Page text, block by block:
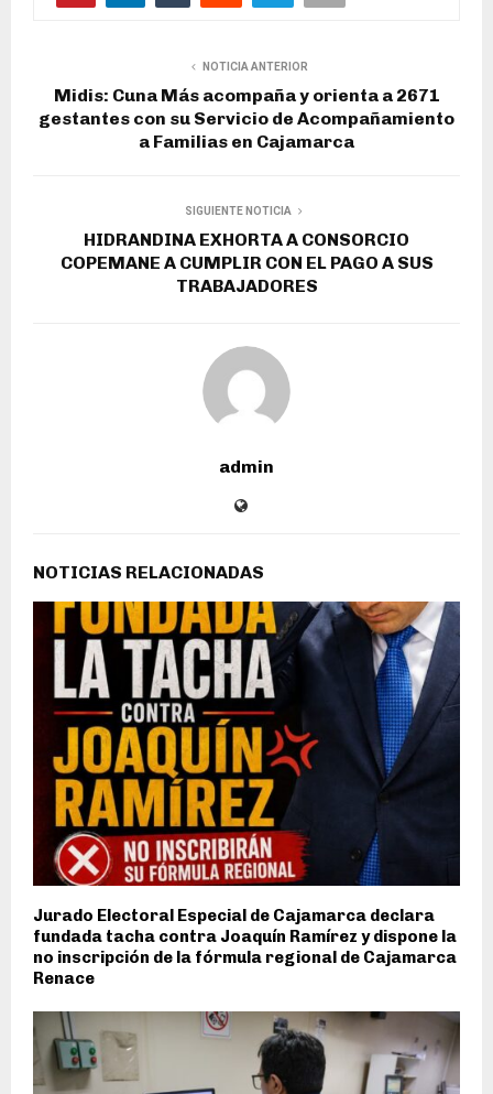
NOTICIA ANTERIOR
Midis: Cuna Más acompaña y orienta a 2671
gestantes con su Servicio de Acompañamiento
a Familias en Cajamarca
SIGUIENTE NOTICIA
HIDRANDINA EXHORTA A CONSORCIO
COPEMANE A CUMPLIR CON EL PAGO A SUS
TRABAJADORES
admin
NOTICIAS RELACIONADAS
Jurado Electoral Especial de Cajamarca declara
fundada tacha contra Joaquín Ramírez y dispone la
no inscripción de la fórmula regional de Cajamarca
Renace